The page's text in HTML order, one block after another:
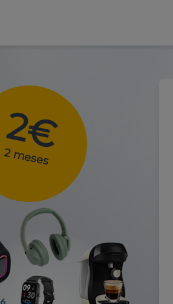
2€
2 meses